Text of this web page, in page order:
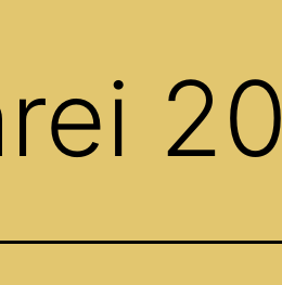
20